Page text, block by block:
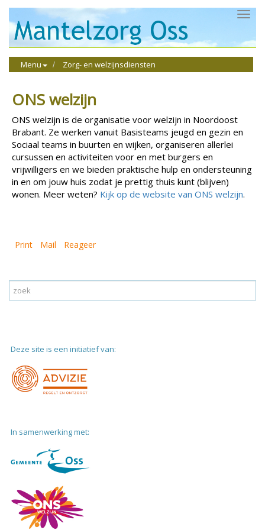
Menu Zorg- en welzijnsdiensten
ONS welzijn
ONS welzijn is de organisatie voor welzijn in Noordoost
Brabant. Ze werken vanuit Basisteams jeugd en gezin en
Sociaal teams in buurten en wijken, organiseren allerlei
cursussen en activiteiten voor en met burgers en
vrijwilligers en we bieden praktische hulp en ondersteuning
in en om jouw huis zodat je prettig thuis kunt (blijven)
wonen. Meer weten? Kijk op de website van ONS welzijn.
Print Mail Reageer
Deze site is een initiatief van:
In samenwerking met: